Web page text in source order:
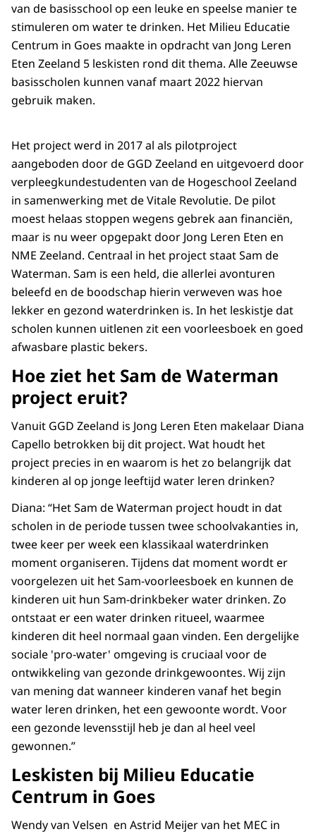
van de basisschool op een leuke en speelse manier te
stimuleren om water te drinken. Het Milieu Educatie
Centrum in Goes maakte in opdracht van Jong Leren
Eten Zeeland 5 leskisten rond dit thema. Alle Zeeuwse
basisscholen kunnen vanaf maart 2022 hiervan
gebruik maken.
Het project werd in 2017 al als pilotproject
aangeboden door de GGD Zeeland en uitgevoerd door
verpleegkundestudenten van de Hogeschool Zeeland
in samenwerking met de Vitale Revolutie. De pilot
moest helaas stoppen wegens gebrek aan financiën,
maar is nu weer opgepakt door Jong Leren Eten en
NME Zeeland. Centraal in het project staat Sam de
Waterman. Sam is een held, die allerlei avonturen
beleefd en de boodschap hierin verweven was hoe
lekker en gezond waterdrinken is. In het leskistje dat
scholen kunnen uitlenen zit een voorleesboek en goed
afwasbare plastic bekers.
Hoe ziet het Sam de Waterman
project eruit?
Vanuit GGD Zeeland is Jong Leren Eten makelaar Diana
Capello betrokken bij dit project. Wat houdt het
project precies in en waarom is het zo belangrijk dat
kinderen al op jonge leeftijd water leren drinken?
Diana: “Het Sam de Waterman project houdt in dat
scholen in de periode tussen twee schoolvakanties in,
twee keer per week een klassikaal waterdrinken
moment organiseren. Tijdens dat moment wordt er
voorgelezen uit het Sam-voorleesboek en kunnen de
kinderen uit hun Sam-drinkbeker water drinken. Zo
ontstaat er een water drinken ritueel, waarmee
kinderen dit heel normaal gaan vinden. Een dergelijke
sociale 'pro-water' omgeving is cruciaal voor de
ontwikkeling van gezonde drinkgewoontes. Wij zijn
van mening dat wanneer kinderen vanaf het begin
water leren drinken, het een gewoonte wordt. Voor
een gezonde levensstijl heb je dan al heel veel
gewonnen.”
Leskisten bij Milieu Educatie
Centrum in Goes
Wendy van Velsen en Astrid Meijer van het MEC in